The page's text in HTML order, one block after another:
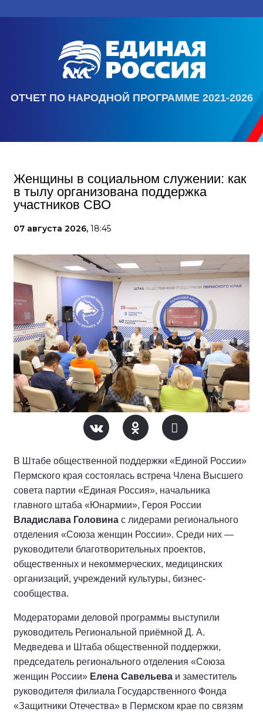
ОТЧЕТ ПО НАРОДНОЙ ПРОГРАММЕ 2021-2026
Женщины в социальном служении: как
в тылу организована поддержка
участников СВО
07 августа 2026, 18:45
В Штабе общественной поддержки «Единой России»
Пермского края состоялась встреча Члена Высшего
совета партии «Единая Россия», начальника
главного штаба «Юнармии», Героя России
Владислава Головина с лидерами регионального
отделения «Союза женщин России». Среди них —
руководители благотворительных проектов,
общественных и некоммерческих, медицинских
организаций, учреждений культуры, бизнес-
сообщества.
Модераторами деловой программы выступили
руководитель Региональной приёмной Д. А.
Медведева и Штаба общественной поддержки,
председатель регионального отделения «Союза
женщин России» Елена Савельева и заместитель
руководителя филиала Государственного Фонда
«Защитники Отечества» в Пермском крае по связям